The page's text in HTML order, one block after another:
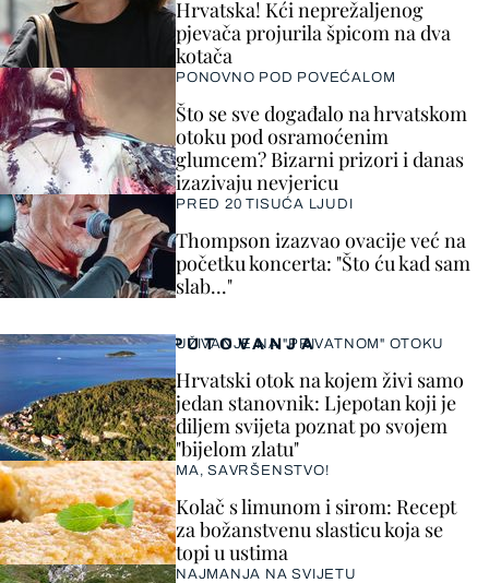
Hrvatska! Kći neprežaljenog
pjevača projurila špicom na dva
kotača
PONOVNO POD POVEĆALOM
Što se sve događalo na hrvatskom
otoku pod osramoćenim
glumcem? Bizarni prizori i danas
izazivaju nevjericu
PRED 20 TISUĆA LJUDI
Thompson izazvao ovacije već na
početku koncerta: "Što ću kad sam
slab..."
PUTOVANJA
UŽIVANJE NA "PRIVATNOM" OTOKU
Hrvatski otok na kojem živi samo
jedan stanovnik: Ljepotan koji je
diljem svijeta poznat po svojem
"bijelom zlatu"
MA, SAVRŠENSTVO!
Kolač s limunom i sirom: Recept
za božanstvenu slasticu koja se
topi u ustima
NAJMANJA NA SVIJETU